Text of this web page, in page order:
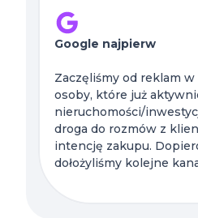
Google najpierw
Zaczęliśmy od reklam
osoby, które już
nieruchomości/
droga do rozmów z
intencję zakupu.
dołożyliśmy kolejne